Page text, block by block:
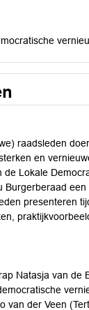
raadsleden
en
Lokale
Burgerberaad een
presenteren
Natasja van de
van der Veen